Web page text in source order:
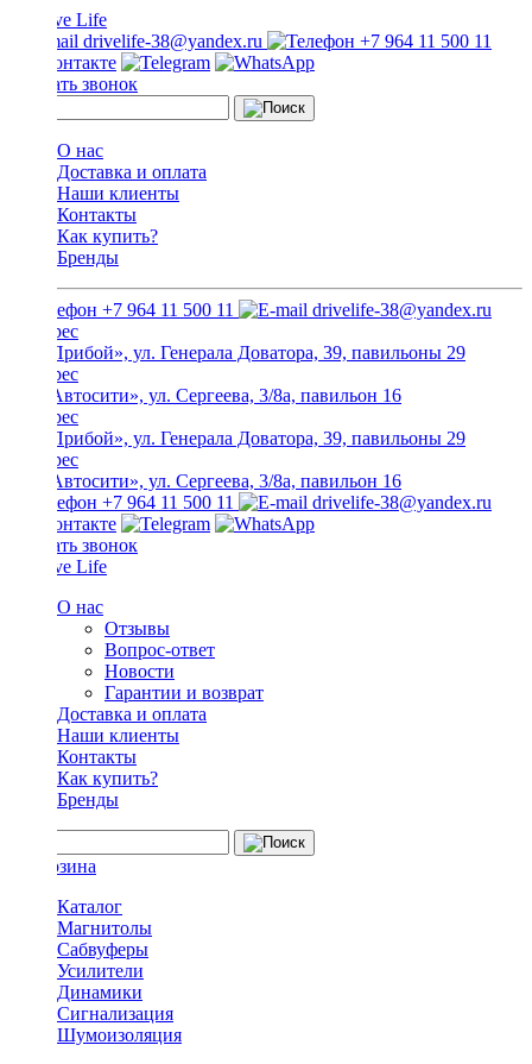
drivelife-38@yandex.ru +7 964 11 500 11
Заказать звонок
О нас
Доставка и оплата
Наши клиенты
Контакты
Как купить?
Бренды
+7 964 11 500 11 drivelife-38@yandex.ru
ТЦ «Прибой», ул. Генерала Доватора, 39, павильоны 29
ТЦ «Автосити», ул. Сергеева, 3/8а, павильон 16
ТЦ «Прибой», ул. Генерала Доватора, 39, павильоны 29
ТЦ «Автосити», ул. Сергеева, 3/8а, павильон 16
+7 964 11 500 11
drivelife-38@yandex.ru
Заказать звонок
О нас
Отзывы
Вопрос-ответ
Новости
Гарантии и возврат
Доставка и оплата
Наши клиенты
Контакты
Как купить?
Бренды
Каталог
Магнитолы
Сабвуферы
Усилители
Динамики
Сигнализация
Шумоизоляция